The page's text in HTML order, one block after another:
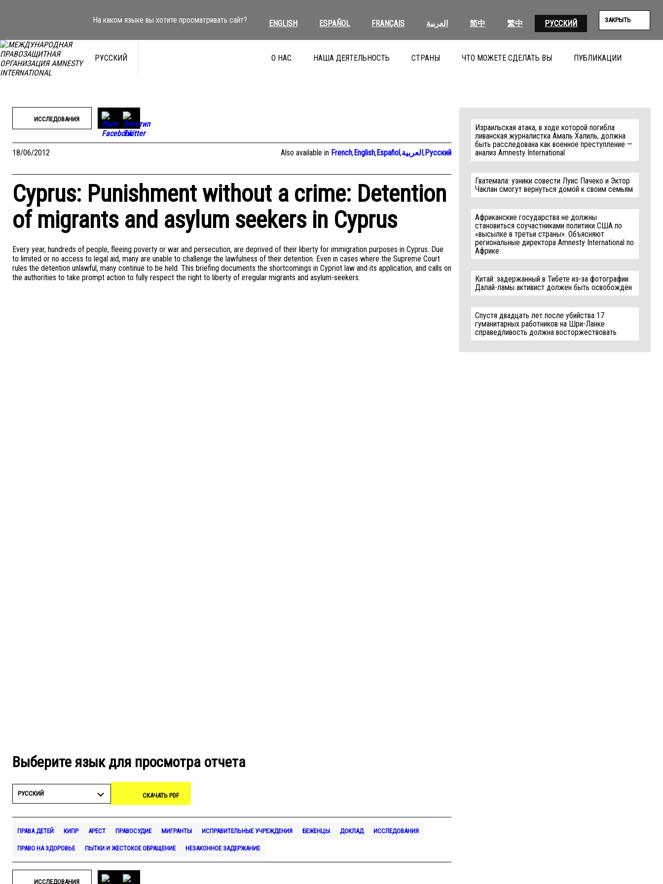
На каком языке вы хотите просматривать сайт? ENGLISH ESPAÑOL FRANÇAIS العربية 简中 繁中 РУССКИЙ ЗАКРЫТЬ
РУССКИЙ О НАС НАША ДЕЯТЕЛЬНОСТЬ СТРАНЫ ЧТО МОЖЕТЕ СДЕЛАТЬ ВЫ ПУБЛИКАЦИИ
ИССЛЕДОВАНИЯ
18/06/2012 Also available in French,English,Español,العربية,Русский
Cyprus: Punishment without a crime: Detention
of migrants and asylum seekers in Cyprus
Every year, hundreds of people, fleeing poverty or war and persecution, are deprived of their liberty for immigration purposes in Cyprus. Due
to limited or no access to legal aid, many are unable to challenge the lawfulness of their detention. Even in cases where the Supreme Court
rules the detention unlawful, many continue to be held. This briefing documents the shortcomings in Cypriot law and its application, and calls on
the authorities to take prompt action to fully respect the right to liberty of irregular migrants and asylum-seekers.
Выберите язык для просмотра отчета
РУССКИЙ СКАЧАТЬ PDF
ПРАВА ДЕТЕЙ КИПР АРЕСТ ПРАВОСУДИЕ МИГРАНТЫ ИСПРАВИТЕЛЬНЫЕ УЧРЕЖДЕНИЯ БЕЖЕНЦЫ ДОКЛАД ИССЛЕДОВАНИЯ
ПРАВО НА ЗДОРОВЬЕ ПЫТКИ И ЖЕСТОКОЕ ОБРАЩЕНИЕ НЕЗАКОННОЕ ЗАДЕРЖАНИЕ
ИССЛЕДОВАНИЯ
Израильская атака, в ходе которой погибла
ливанская журналистка Амаль Халиль, должна
быть расследована как военное преступление —
анализ Amnesty International
Гватемала: узники совести Луис Пачеко и Эктор
Чаклан смогут вернуться домой к своим семьям
Африканские государства не должны
становиться соучастниками политики США по
«высылке в третьи страны». Объясняют
региональные директора Amnesty International по
Африке
Китай: задержанный в Тибете из-за фотографии
Далай-ламы активист должен быть освобождён
Спустя двадцать лет после убийства 17
гуманитарных работников на Шри-Ланке
справедливость должна восторжествовать